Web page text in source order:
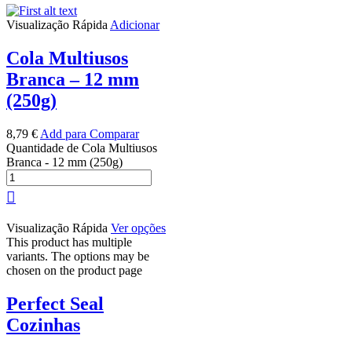
Visualização Rápida Adicionar
Cola Multiusos
Branca – 12 mm
(250g)
8,79 € Add para Comparar
Quantidade de Cola Multiusos
Branca - 12 mm (250g)
Visualização Rápida Ver opções
This product has multiple
variants. The options may be
chosen on the product page
Perfect Seal
Cozinhas